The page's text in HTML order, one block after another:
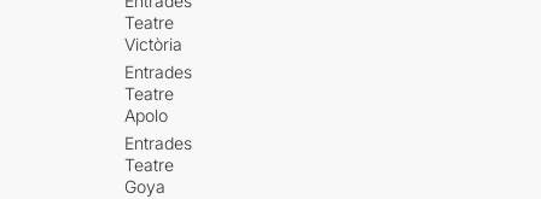
Teatre
Victòria
Entrades
Teatre
Apolo
Entrades
Teatre
Goya